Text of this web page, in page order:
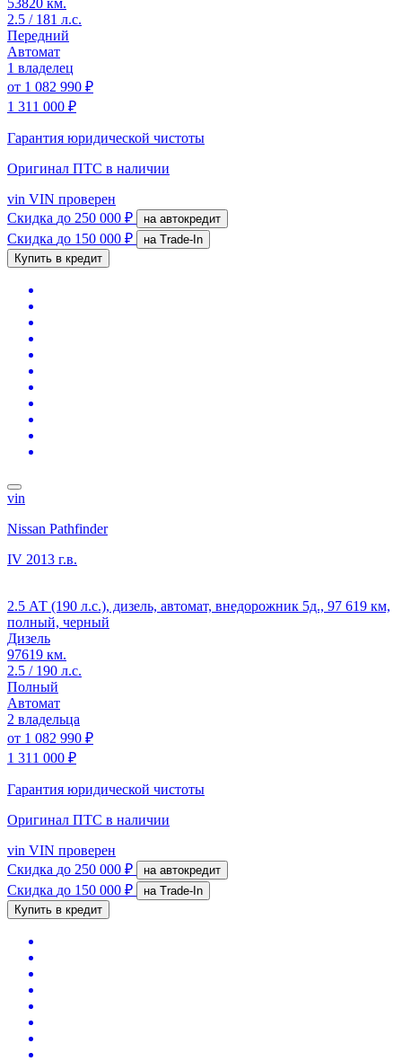
2.5 / 181 л.с.
Передний
Автомат
1 владелец
от 1 082 990 ₽
1 311 000 ₽
Гарантия юридической чистоты
Оригинал ПТС в наличии
vin VIN проверен
Скидка до 250 000 ₽ на автокредит
Скидка до 150 000 ₽
на Trade-In
Купить в кредит
vin
Nissan Pathfinder
IV 2013 г.в.
2.5 АТ (190 л.с.), дизель, автомат, внедорожник 5д., 97 619 км,
полный, черный
Дизель
97619 км.
2.5 / 190 л.с.
Полный
Автомат
2 владельца
от 1 082 990 ₽
1 311 000 ₽
Гарантия юридической чистоты
Оригинал ПТС в наличии
vin VIN проверен
Скидка до 250 000 ₽ на автокредит
Скидка до 150 000 ₽
на Trade-In
Купить в кредит